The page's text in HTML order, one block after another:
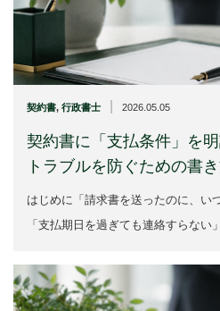
契約書, 行政書士 2026.05.05
契約書に「支払条件」を
トラブルを防ぐための書
はじめに「請求書を送ったのに、い
「支払期日を過ぎても連絡すらな